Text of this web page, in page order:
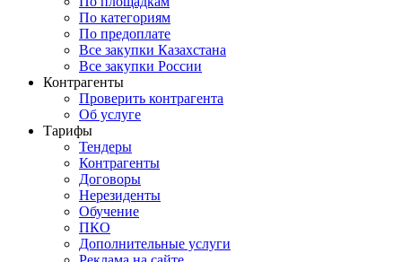
По категориям
По предоплате
Все закупки Казахстана
Все закупки России
Контрагенты
Проверить контрагента
Об услуге
Тарифы
Тендеры
Контрагенты
Договоры
Нерезиденты
Обучение
ПКО
Дополнительные услуги